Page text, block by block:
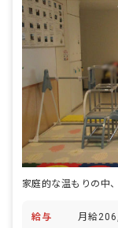
「がま
元に、
を大切
給与 月給